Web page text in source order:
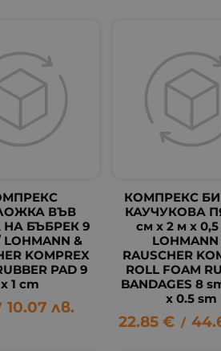
ВЪВ
БЪБРЕК 9
LOHMANN &
KOMPREX
PAD 9
x 1 cm
10.07 лв.
КОМПРЕКС
КАУЧУКОВА
см х 2 м х
LOHMANN
RAUSCHER
ROLL FOAM
BANDAGES 8
x 0.5 sm
22.85 € /